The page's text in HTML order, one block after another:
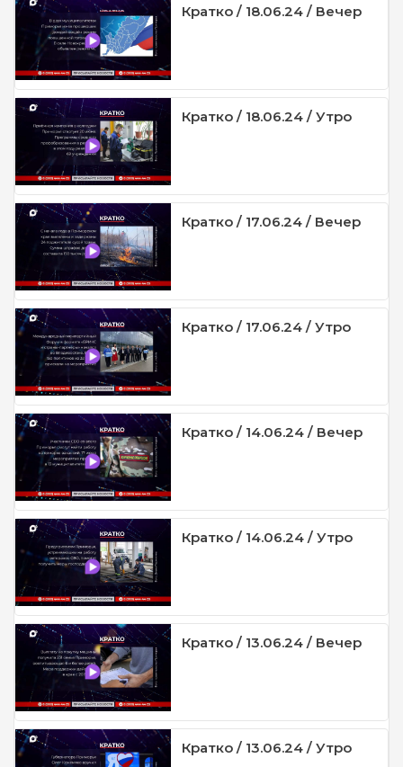
Кратко / 18.06.24 / Вечер
Кратко / 18.06.24 / Утро
Кратко / 17.06.24 / Вечер
Кратко / 17.06.24 / Утро
Кратко / 14.06.24 / Вечер
Кратко / 14.06.24 / Утро
Кратко / 13.06.24 / Вечер
Кратко / 13.06.24 / Утро